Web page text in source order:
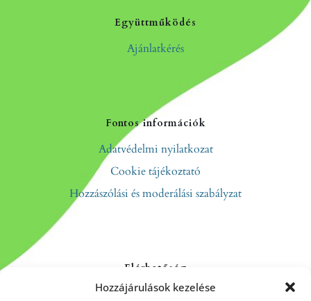
Hozzájárulások kezelése
Együttműködés
Ajánlatkérés
Fontos információk
Adatvédelmi nyilatkozat
Cookie tájékoztató
Hozzászólási és moderálási szabályzat
Elérhetőség
Kapcsolat